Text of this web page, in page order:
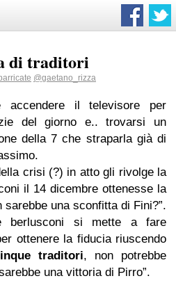
di traditori
@gaetano_rizza
il televisore per
del giorno e.. trovarsi un
della 7 che straparla già di
crisi (?) in atto gli rivolge la
il 14 dicembre ottenesse la
una sconfitta di Fini?”.
berlusconi si mette a fare
ottenere la fiducia riuscendo
traditori, non potrebbe
una vittoria di Pirro”.